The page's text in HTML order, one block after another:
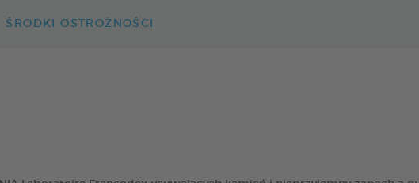
ŚRODKI OSTROŻNOŚCI